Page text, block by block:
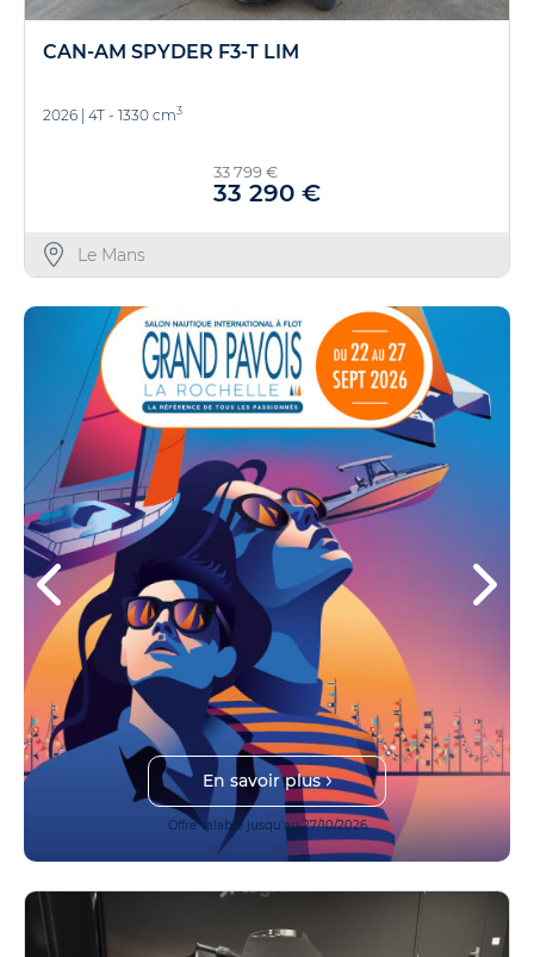
CAN-AM SPYDER F3-T LIM
2026 | 4T - 1330 cm3
33 799 €
33 290 €
Le Mans
En savoir plus
Offre valable jusqu'au 27/10/2026